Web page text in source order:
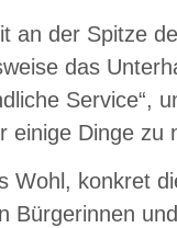
an der Spitze
das
Service“,
einige Dinge zu
Wohl, konkret
Bürgerinnen